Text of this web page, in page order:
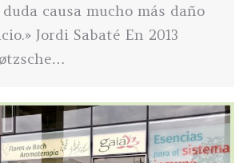
causa mucho más daño
Jordi Sabaté En 2013